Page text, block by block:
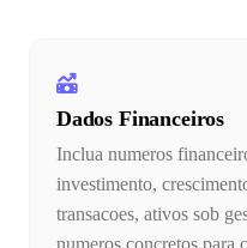
Dados Financeiros
Inclua numeros
investimento,
transacoes, ativos sob
numeros concretos para